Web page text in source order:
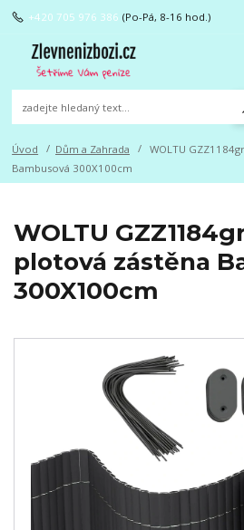
+420 705 976 386 (Po-Pá, 8-16 hod.)
Úvod Dům a Zahrada
WOLTU
Bambusová 300X100cm
WOLTU
plotová zástěna
300X100cm